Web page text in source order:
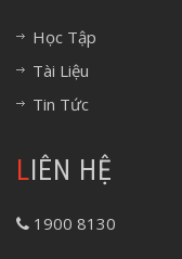
Học Tập
Tài Liệu
Tin Tức
LIÊN HỆ
1900 8130